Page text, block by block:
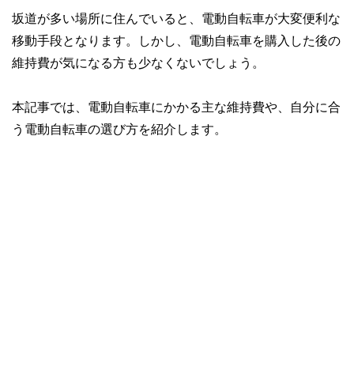
坂道が多い場所に住んでいると、電動自転車が大変便利な
移動手段となります。しかし、電動自転車を購入した後の
維持費が気になる方も少なくないでしょう。
本記事では、電動自転車にかかる主な維持費や、自分に合
う電動自転車の選び方を紹介します。